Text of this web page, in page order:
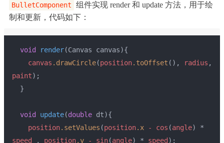
BulletComponent
组件实现 render 和 update 方法，用于绘
制和更新，代码如下：
void render(Canvas canvas){
canvas .drawCircle(position.toOffset (), radius
paint);
  }
void update(double dt){
position.setValues (position.x - cos (angle
speed
, position.y - sin(angle) * speed );